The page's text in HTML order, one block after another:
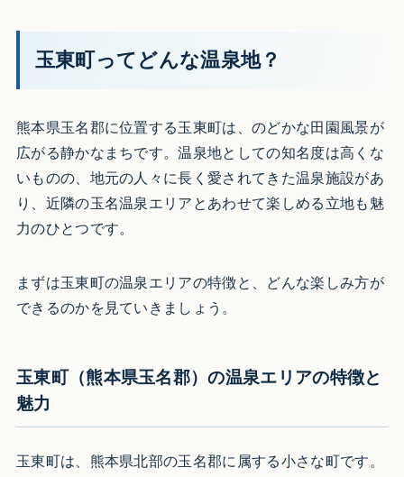
玉東町ってどんな温泉地？
熊本県玉名郡に位置する玉東町は、のどかな田園風景が
広がる静かなまちです。温泉地としての知名度は高くな
いものの、地元の人々に長く愛されてきた温泉施設があ
り、近隣の玉名温泉エリアとあわせて楽しめる立地も魅
力のひとつです。
まずは玉東町の温泉エリアの特徴と、どんな楽しみ方が
できるのかを見ていきましょう。
玉東町（熊本県玉名郡）の温泉エリアの特徴と
魅力
玉東町は、熊本県北部の玉名郡に属する小さな町です。